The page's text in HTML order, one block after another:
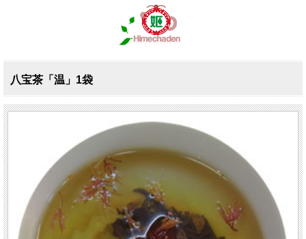
八宝茶「温」1袋